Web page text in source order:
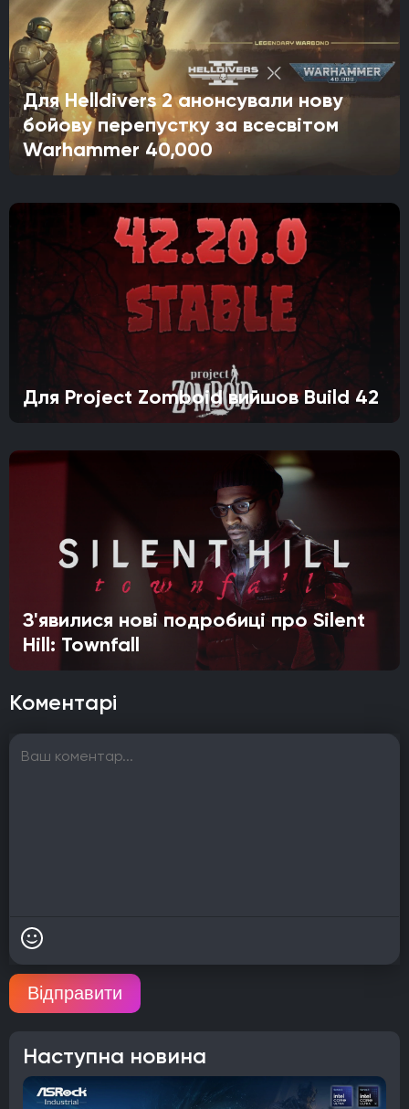
Для Helldivers 2 анонсували нову
бойову перепустку за всесвітом
Warhammer 40,000
Для Project Zomboid вийшов Build 42
З'явилися нові подробиці про Silent
Hill: Townfall
Коментарі
Відправити
Наступна новина